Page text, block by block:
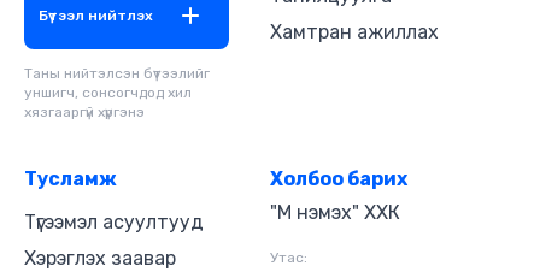
мэргэжилтэн, доктор Крис Винтер энэ сэдвийг
авч үзжээ. Доктор Винтер нойрны асуудал дээр
туслахаар шийдсэн байна. “Нойрны шийдэл”
хэвлэгдэн гарснаар түүний зөвлөмж, арга
сайн унтаж амрахад бэлэн үү?
Бүтээл нийтлэх
Таны нийтэлсэн бүтээлийг
уншигч, сонсогчдод хил
хязгааргүй хүргэнэ
Хамтран ажиллах
Тусламж
Түгээмэл асуултууд
Хэрэглэх заавар
Холбоо барих
"М нэмэх" ХХК
Утас: